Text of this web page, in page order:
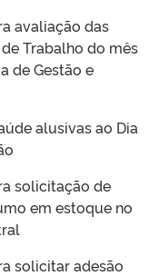
avaliação das
Trabalho do mês
de Gestão e
alusivas ao Dia
solicitação de
em estoque no
solicitar adesão